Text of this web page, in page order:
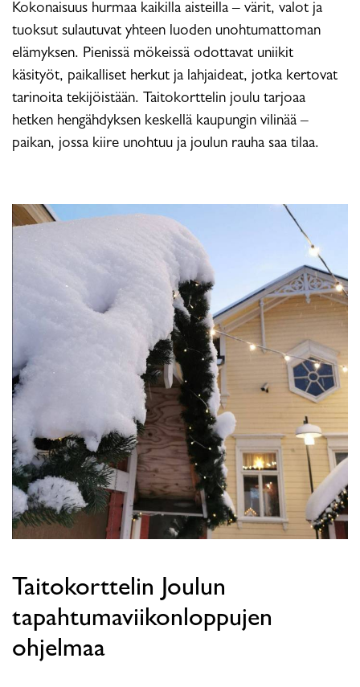
Kokonaisuus hurmaa kaikilla aisteilla – värit, valot ja
tuoksut sulautuvat yhteen luoden unohtumattoman
elämyksen. Pienissä mökeissä odottavat uniikit
käsityöt, paikalliset herkut ja lahjaideat, jotka kertovat
tarinoita tekijöistään. Taitokorttelin joulu tarjoaa
hetken hengähdyksen keskellä kaupungin vilinää –
paikan, jossa kiire unohtuu ja joulun rauha saa tilaa.
Taitokorttelin Joulun
tapahtumaviikonloppujen
ohjelmaa